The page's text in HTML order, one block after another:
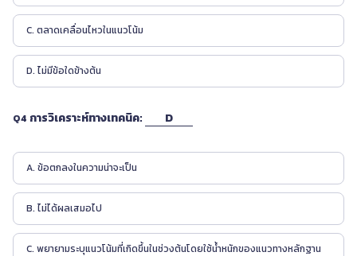
C. ตลาดเคลื่อนไหวในแนวโน้ม
D. ไม่มีข้อใดข้างต้น
Q4 การวิเคราะห์ทางเทคนิค: D
A. ข้อตกลงในความน่าจะเป็น
B. ไม่ได้ผลเสมอไป
C. พยายามระบุแนวโน้มที่เกิดขึ้นในช่วงต้นโดยใช้น้ำหนักของแนวทางหลักฐาน